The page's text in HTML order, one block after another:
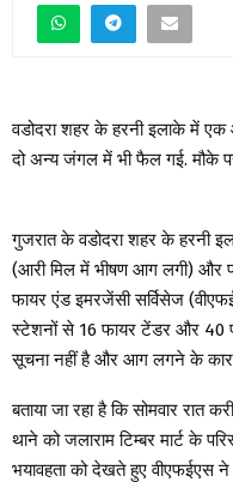
वडोदरा शहर के हरनी इलाके में
दो अन्य जंगल में भी फैल गई. मौके
गुजरात के वडोदरा शहर के हरनी
(आरी मिल में भीषण आग लगी) और
फायर एंड इमरजेंसी सर्विसेज
स्टेशनों से 16 फायर टेंडर और 40
सूचना नहीं है और आग लगने के
बताया जा रहा है कि सोमवार रात
थाने को जलाराम टिम्बर मार्ट के
भयावहता को देखते हुए वीएफईएस